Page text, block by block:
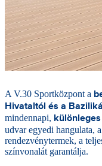
A V.30 Sportközpont a
Hivataltól és a
mindennapi,
udvar egyedi hangulata,
rendezvénytermek, a
színvonalát garantálja.